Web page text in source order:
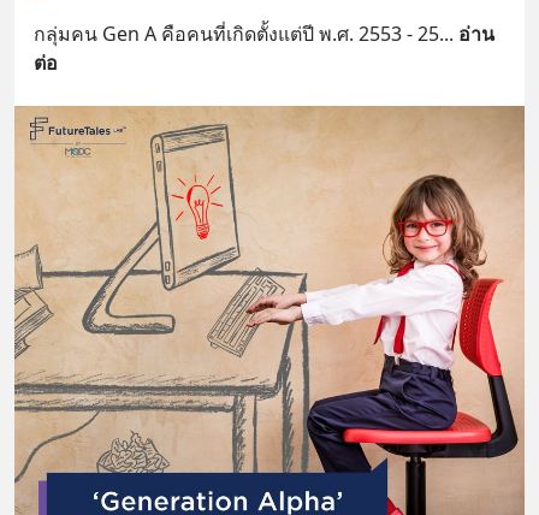
กลุ่มคน Gen A คือคนที่เกิดตั้งแต่ปี พ.ศ. 2553 - 25... อ่าน
ต่อ